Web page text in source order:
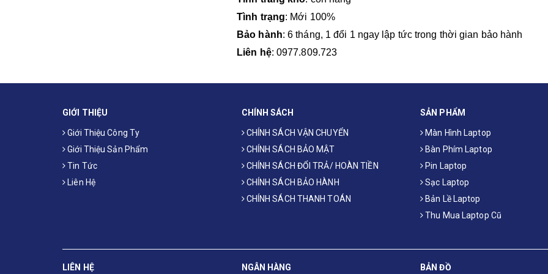
Tình trạng: Mới 100%
Bảo hành: 6 tháng, 1 đổi 1 ngay lập tức trong thời gian bảo hành
Liên hệ: 0977.809.723
GIỚI THIỆU
Giới Thiệu Công Ty
Giới Thiệu Sản Phẩm
Tin Tức
Liên Hệ
CHÍNH SÁCH
CHÍNH SÁCH VẬN CHUYỂN
CHÍNH SÁCH BẢO MẬT
CHÍNH SÁCH ĐỔI TRẢ/ HOÀN TIỀN
CHÍNH SÁCH BẢO HÀNH
CHÍNH SÁCH THANH TOÁN
SẢN PHẨM
Màn Hình Laptop
Bàn Phím Laptop
Pin Laptop
Sạc Laptop
Bản Lề Laptop
Thu Mua Laptop Cũ
LIÊN HỆ NGÂN HÀNG BẢN ĐỒ